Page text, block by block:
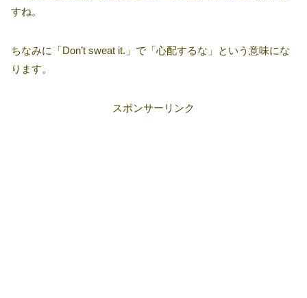
すね。
ちなみに「Don’t sweat it.」で「心配するな」という意味にな
ります。
スポンサーリンク